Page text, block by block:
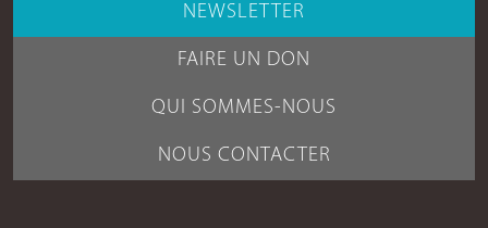
NEWSLETTER
FAIRE UN DON
QUI SOMMES-NOUS
NOUS CONTACTER